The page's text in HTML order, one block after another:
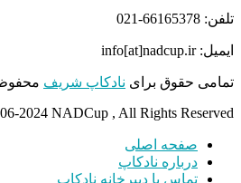
تلفن: 66165378-021
ایمیل: info[at]nadcup.ir
تمامی حقوق برای نادکاپ شریف
2024 NADCup , All Rights Reserved
صفحه اصلی
درباره نادکاپ
تماس با دبیرخانه نادکاپ